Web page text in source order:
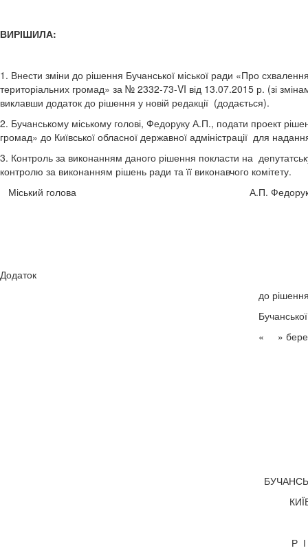
ВИРІШИЛА:
1. Внести зміни до рішення Бучанської міської ради «Про
територіальних громад» за № 2332-73-VI від 13.07.2015 р. (зі
виклавши додаток до рішення у новій редакції (додається).
2. Бучанському міському голові, Федоруку А.П., подати проект
громад» до Київської обласної державної адміністрації для
3. Контроль за виконанням даного рішення покласти на
контролю за виконанням рішень ради та її виконавчого комітету.
Міський голова А.П.
Додаток
до рішення №
Бучанської міської
« » березня 2016
Р